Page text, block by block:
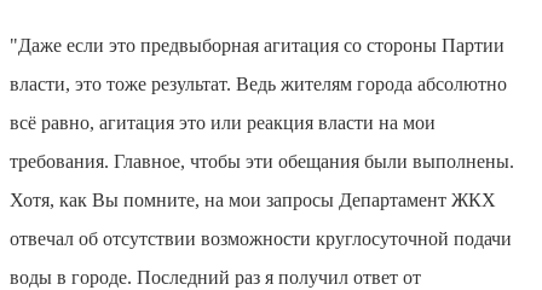
"Даже если это предвыборная агитация со стороны Партии
власти, это тоже результат. Ведь жителям города абсолютно
всё равно, агитация это или реакция власти на мои
требования. Главное, чтобы эти обещания были выполнены.
Хотя, как Вы помните, на мои запросы Департамент ЖКХ
отвечал об отсутствии возможности круглосуточной подачи
воды в городе. Последний раз я получил ответ от